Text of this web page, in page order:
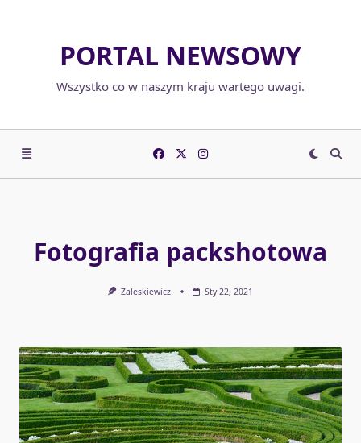
PORTAL NEWSOWY
Wszystko co w naszym kraju wartego uwagi.
Fotografia packshotowa
Zaleskiewicz Sty 22, 2021